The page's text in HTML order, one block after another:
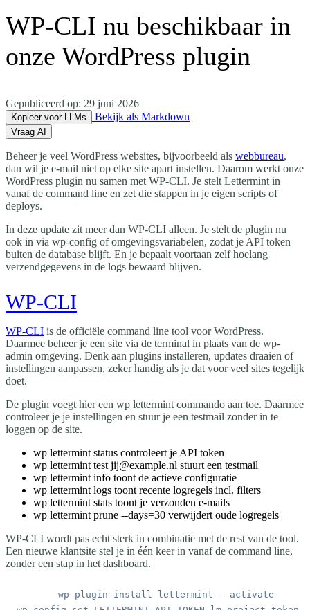
WP-CLI nu beschikbaar in
onze WordPress plugin
Gepubliceerd op: 29 juni 2026
Kopieer voor LLMs Bekijk als Markdown
Vraag AI
Beheer je veel WordPress websites, bijvoorbeeld als webbureau,
dan wil je e-mail niet op elke site apart instellen. Daarom werkt onze
WordPress plugin nu samen met WP-CLI. Je stelt Lettermint in
vanaf de command line en zet die stappen in je eigen scripts of
deploys.
In deze update zit meer dan WP-CLI alleen. Je stelt de plugin nu
ook in via wp-config of omgevingsvariabelen, zodat je API token
buiten de database blijft. En je bepaalt voortaan zelf hoelang
verzendgegevens in de logs bewaard blijven.
WP-CLI
WP-CLI is de officiële command line tool voor WordPress.
Daarmee beheer je een site via de terminal in plaats van de wp-
admin omgeving. Denk aan plugins installeren, updates draaien of
instellingen aanpassen, zeker handig als je dat voor veel sites tegelijk
doet.
De plugin voegt hier een wp lettermint commando aan toe. Daarmee
controleer je je instellingen en stuur je een testmail zonder in te
loggen op de site.
wp lettermint status controleert je API token
wp lettermint test jij@example.nl stuurt een testmail
wp lettermint info toont de actieve configuratie
wp lettermint logs toont recente logregels incl. filters
wp lettermint stats toont je verzonden e-mails
wp lettermint prune --days=30 verwijdert oude logregels
WP-CLI wordt pas echt sterk in combinatie met de rest van de tool.
Een nieuwe klantsite stel je in één keer in vanaf de command line,
zonder een stap in het dashboard.
wp plugin install lettermint